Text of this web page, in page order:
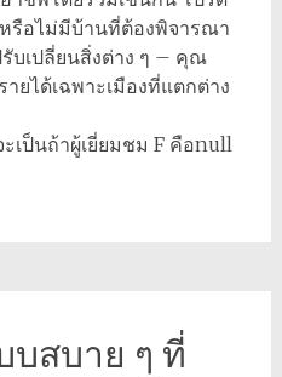
อไม่มีบ้านที่ต้องพิจารณา
บเปลี่ยนสิ่งต่าง ๆ – คุณ
ยได้เฉพาะเมืองที่แตกต่าง
เป็นถ้าผู้เยี่ยมชม F คือnull
สบาย ๆ ที่